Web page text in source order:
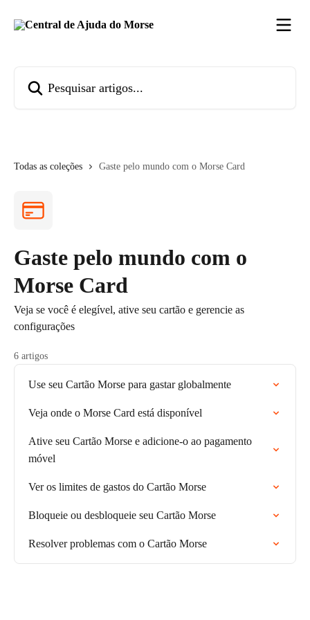
Todas as coleções Gaste pelo mundo com o Morse Card
Gaste pelo mundo com o
Morse Card
Veja se você é elegível, ative seu cartão e gerencie as
configurações
6 artigos
Use seu Cartão Morse para gastar globalmente
Veja onde o Morse Card está disponível
Ative seu Cartão Morse e adicione-o ao pagamento
móvel
Ver os limites de gastos do Cartão Morse
Bloqueie ou desbloqueie seu Cartão Morse
Resolver problemas com o Cartão Morse